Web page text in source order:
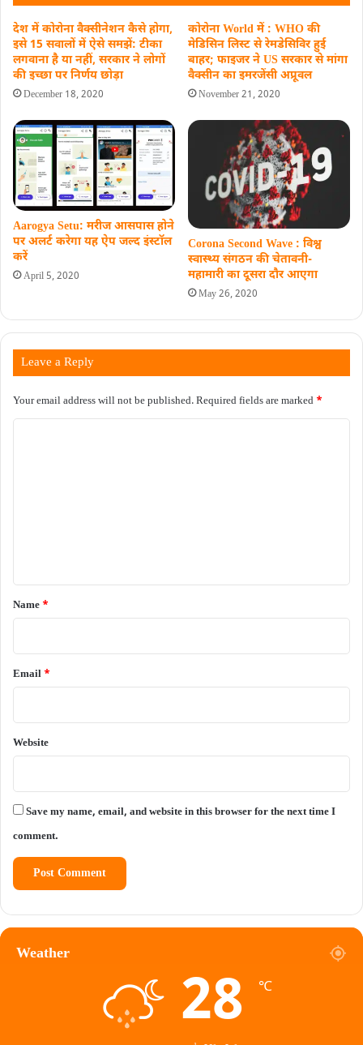
देश में कोरोना वैक्सीनेशन कैसे होगा,
इसे 15 सवालों में ऐसे समझें: टीका
लगवाना है या नहीं, सरकार ने लोगों
की इच्छा पर निर्णय छोड़ा
December 18, 2020
कोरोना World में : WHO की
मेडिसिन लिस्ट से रेमडेसिविर हुई
बाहर; फाइजर ने US सरकार से मांगा
वैक्सीन का इमरजेंसी अप्रूवल
November 21, 2020
Aarogya Setu: मरीज आसपास होने
पर अलर्ट करेगा यह ऐप जल्द इंस्टॉल
करें
April 5, 2020
Corona Second Wave : विश्व
स्वास्थ्य संगठन की चेतावनी-
महामारी का दूसरा दौर आएगा
May 26, 2020
Leave a Reply
Your email address will not be published.Required fields are marked *
*
Name *
Email *
Website
Save my name, email, and website in this browser for the next time I
comment.
Weather
28 ℃